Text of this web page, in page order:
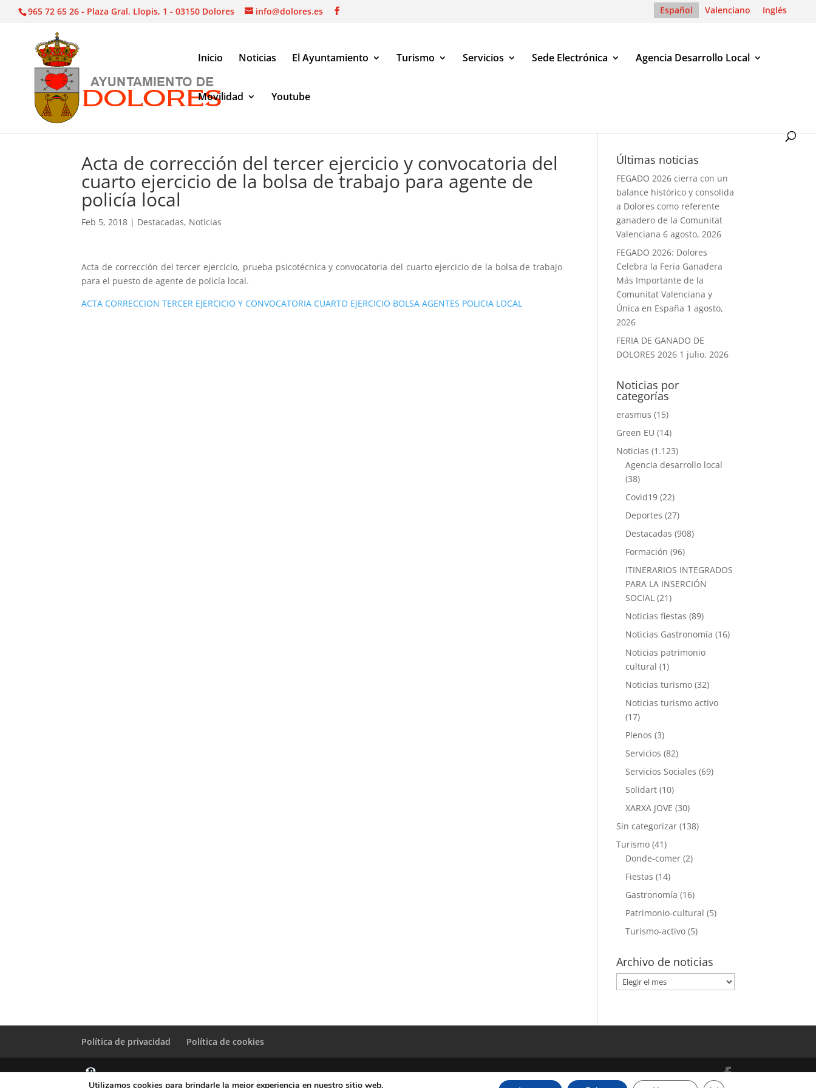
965 72 65 26 - Plaza Gral. Llopis, 1 - 03150 Dolores info@dolores.es Español Valenciano Inglés
Inicio Noticias El Ayuntamiento Turismo Servicios Sede Electrónica Agencia Desarrollo Local
Movilidad Youtube
Acta de corrección del tercer ejercicio y convocatoria del
cuarto ejercicio de la bolsa de trabajo para agente de
policía local
Feb 5, 2018 | Destacadas, Noticias
Acta de corrección del tercer ejercicio, prueba psicotécnica y convocatoria del cuarto ejercicio de la bolsa de trabajo
para el puesto de agente de policía local.
ACTA CORRECCION TERCER EJERCICIO Y CONVOCATORIA CUARTO EJERCICIO BOLSA AGENTES POLICIA LOCAL
Últimas noticias
FEGADO 2026 cierra con un
balance histórico y consolida
a Dolores como referente
ganadero de la Comunitat
Valenciana 6 agosto, 2026
FEGADO 2026: Dolores
Celebra la Feria Ganadera
Más Importante de la
Comunitat Valenciana y
Única en España 1 agosto,
2026
FERIA DE GANADO DE
DOLORES 2026 1 julio, 2026
Noticias por
categorías
erasmus (15)
Green EU (14)
Noticias (1.123)
Agencia desarrollo local
(38)
Covid19 (22)
Deportes (27)
Destacadas (908)
Formación (96)
ITINERARIOS INTEGRADOS
PARA LA INSERCIÓN
SOCIAL (21)
Noticias fiestas (89)
Noticias Gastronomía (16)
Noticias patrimonio
cultural (1)
Noticias turismo (32)
Noticias turismo activo
(17)
Plenos (3)
Servicios (82)
Servicios Sociales (69)
Solidart (10)
XARXA JOVE (30)
Sin categorizar (138)
Turismo (41)
Donde-comer (2)
Fiestas (14)
Gastronomía (16)
Patrimonio-cultural (5)
Turismo-activo (5)
Archivo de noticias
Archivo
de
Política de privacidad Política de cookies
Utilizamos cookies para brindarle la mejor experiencia en nuestro sitio web.